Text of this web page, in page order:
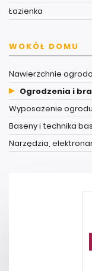
Łazienka
WOKÓŁ DOMU
Nawierzchnie
Ogrodzenia i
Wyposażenie ogrodu
Baseny i technika
Narzędzia,